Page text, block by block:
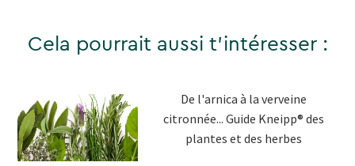
Cela pourrait aussi t'intéresser :
De l'arnica à la verveine
citronnée... Guide Kneipp® des
plantes et des herbes